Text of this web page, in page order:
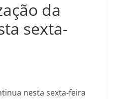
da
sexta-
nesta sexta-feira